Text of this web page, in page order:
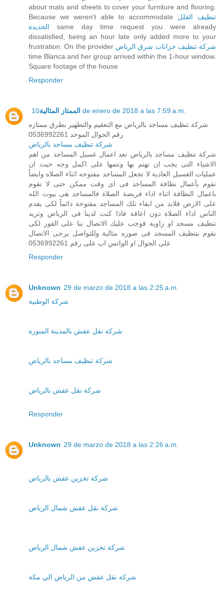
about mats and sheets to cover your furniture and flooring.
Because we weren't able to accommodate تنظيف الفلل
الجديدة same day time request you were already
dissatisfied, being an hour late only added more to your
frustration. On the provider شركة تنظيف خزانات شرق الرياض
time Blanca and her group arrived within the 1-hour window.
Square footage of the house
Responder
الممتاز المثالية 10 de enero de 2018 a las 7:59 a.m.
شركة تنظيف مساجد بالرياض مع التعقيم والتطهير بطرق ممتازه
رقم الجوال الموحد 0536992261
شركة تنظيف مساجد بالرياض
شركة تنظيف مساجد بالرياض تعد اعمال غسيل المساجد من اهم
الاشياء التى يجب ان نهتم بها ونتمها على اكمل وجه حيث ان
عمليات الغسيل العادية لا تجعل المساجد مفتوحه اثناء الصلاه وايضاً
نقوم بأعمال نظافة المساجد فى اى وقت ممكن حتى لا نقوم
باعمال النظافة اثناء اداء فريضة الصلاة فالمساجد هى بيوت الله
على الارض فلابد من ابقاء تلك المساجد مفتوحة دائماً لكى يقدم
الناس اداء الصلاة دون اعاقة فاذا كنت لدينا فى الرياض وتريد
تنظيف مسجد او زاوية فوجب عليك الاتصال بنا على الفور لكى
نقوم بتنظيف المسجد فى صوره مثالية وللتواصل يرجى الاتصال
على الجوال او الواتس اب على رقم 0536992261
Responder
Unknown 29 de marzo de 2018 a las 2:25 a.m.
شركة الوطنية
شركة نقل عفش بالمدينة المنورة
شركة تنظيف مساجد بالرياض
شركة نقل عفش بالرياض
Responder
Unknown 29 de marzo de 2018 a las 2:26 a.m.
شركة تخزين عفش بالرياض
شركة نقل عفش شمال الرياض
شركة تخزين عفش شمال الرياض
شركة نقل عفش من الرياض الي مكة